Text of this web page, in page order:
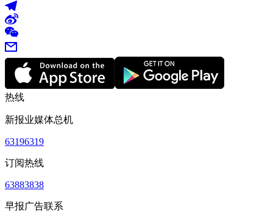
热线
新报业媒体总机
63196319
订阅热线
63883838
早报广告联系